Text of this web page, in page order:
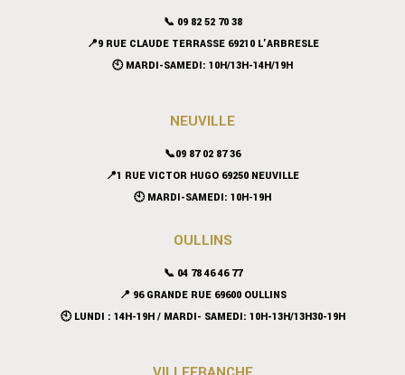
📞 09 82 52 70 38
📍9 RUE CLAUDE TERRASSE 69210 L’ARBRESLE
🕙 MARDI-SAMEDI: 10H/13H-14H/19H
NEUVILLE
📞09 87 02 87 36
📍1 RUE VICTOR HUGO 69250 NEUVILLE
🕙 MARDI-SAMEDI: 10H-19H
OULLINS
📞 04 78 46 46 77
📍 96 GRANDE RUE 69600 OULLINS
🕙 LUNDI : 14H-19H / MARDI- SAMEDI: 10H-13H/13H30-19H